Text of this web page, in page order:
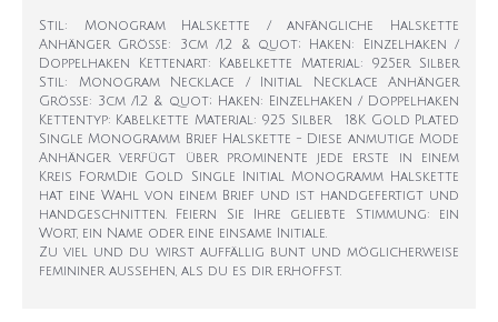
Stil: Monogram Halskette / anfängliche Halskette
Anhänger Größe: 3cm /1,2 & quot; Haken: Einzelhaken /
Doppelhaken Kettenart: Kabelkette Material: 925er Silber
Stil: Monogram Necklace / Initial Necklace Anhänger
Größe: 3cm /1.2 & quot; Haken: Einzelhaken / Doppelhaken
Kettentyp: Kabelkette Material: 925 Silber 18K Gold Plated
Single Monogramm Brief Halskette - Diese anmutige Mode
Anhänger verfügt über prominente jede erste in einem
Kreis Form.Die Gold Single Initial Monogramm Halskette
hat eine Wahl von einem Brief und ist handgefertigt und
handgeschnitten. Feiern Sie Ihre geliebte Stimmung: ein
Wort, ein Name oder eine einsame Initiale.
Zu viel und du wirst auffällig bunt und möglicherweise
femininer aussehen, als du es dir erhoffst.